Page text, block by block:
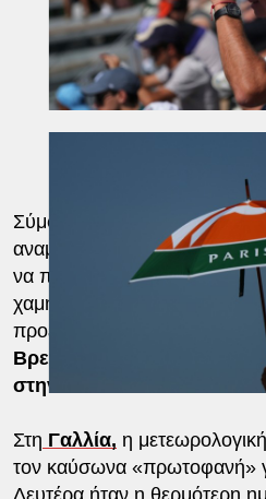
Σύμφωνα με τις
αναμένεται μικρή
να παραμένουν μεν υψηλές,
χαμηλότερα επίπεδα.
προειδοποιήσεις για
Βρετανίας και της Γαλλίας
στην Ιταλία.
Στη Γαλλία, η
τον καύσωνα «πρωτοφανή»